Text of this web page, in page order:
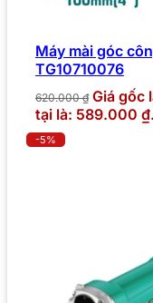
Máy mài góc
TG10710076
620.000₫ Giá gốc
tại là: 589.000 ₫.
-5%